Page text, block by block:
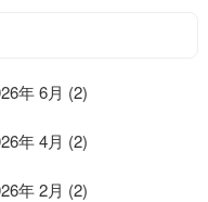
年 6月 (2)
年 4月 (2)
年 2月 (2)